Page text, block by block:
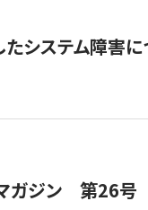
システム障害に
ガジン 第26号